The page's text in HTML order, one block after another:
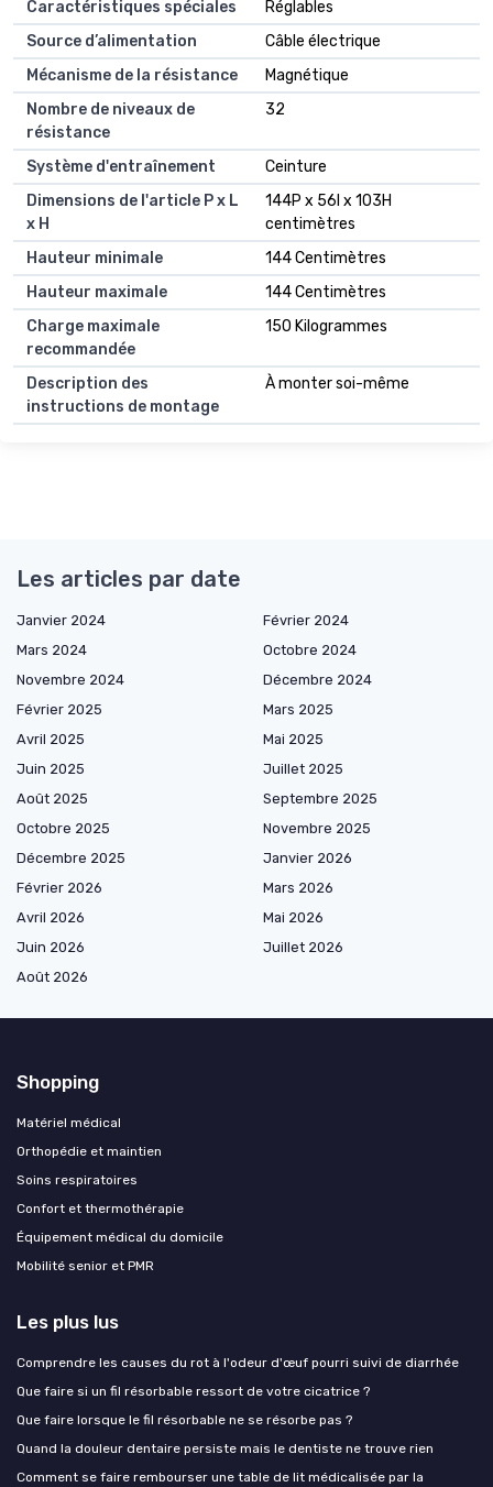
Caractéristiques spéciales
Réglables
Source d’alimentation
Câble électrique
Mécanisme de la résistance
Magnétique
Nombre de niveaux de
résistance
32
Système d'entraînement
Ceinture
Dimensions de l'article P x L
x H
144P x 56l x 103H
centimètres
Hauteur minimale
144 Centimètres
Hauteur maximale
144 Centimètres
Charge maximale
recommandée
150 Kilogrammes
Description des
instructions de montage
À monter soi-même
Les articles par date
Janvier 2024
Février 2024
Mars 2024
Octobre 2024
Novembre 2024
Décembre 2024
Février 2025
Mars 2025
Avril 2025
Mai 2025
Juin 2025
Juillet 2025
Août 2025
Septembre 2025
Octobre 2025
Novembre 2025
Décembre 2025
Janvier 2026
Février 2026
Mars 2026
Avril 2026
Mai 2026
Juin 2026
Juillet 2026
Août 2026
Shopping
Matériel médical
Orthopédie et maintien
Soins respiratoires
Confort et thermothérapie
Équipement médical du domicile
Mobilité senior et PMR
Les plus lus
Comprendre les causes du rot à l'odeur d'œuf pourri suivi de diarrhée
Que faire si un fil résorbable ressort de votre cicatrice ?
Que faire lorsque le fil résorbable ne se résorbe pas ?
Quand la douleur dentaire persiste mais le dentiste ne trouve rien
Comment se faire rembourser une table de lit médicalisée par la